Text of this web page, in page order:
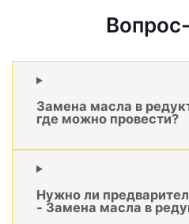
Замена масла в
где можно провести?
Нужно ли
- Замена масла в